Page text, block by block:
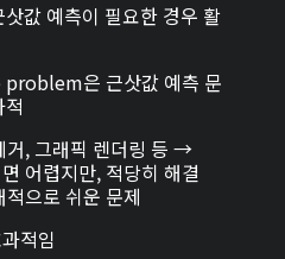
값 예측이 필요한 경우 활
은 근삿값 예측 문
거, 그래픽 렌더링 등 →
어렵지만, 적당히 해결
으로 쉬운 문제
적임